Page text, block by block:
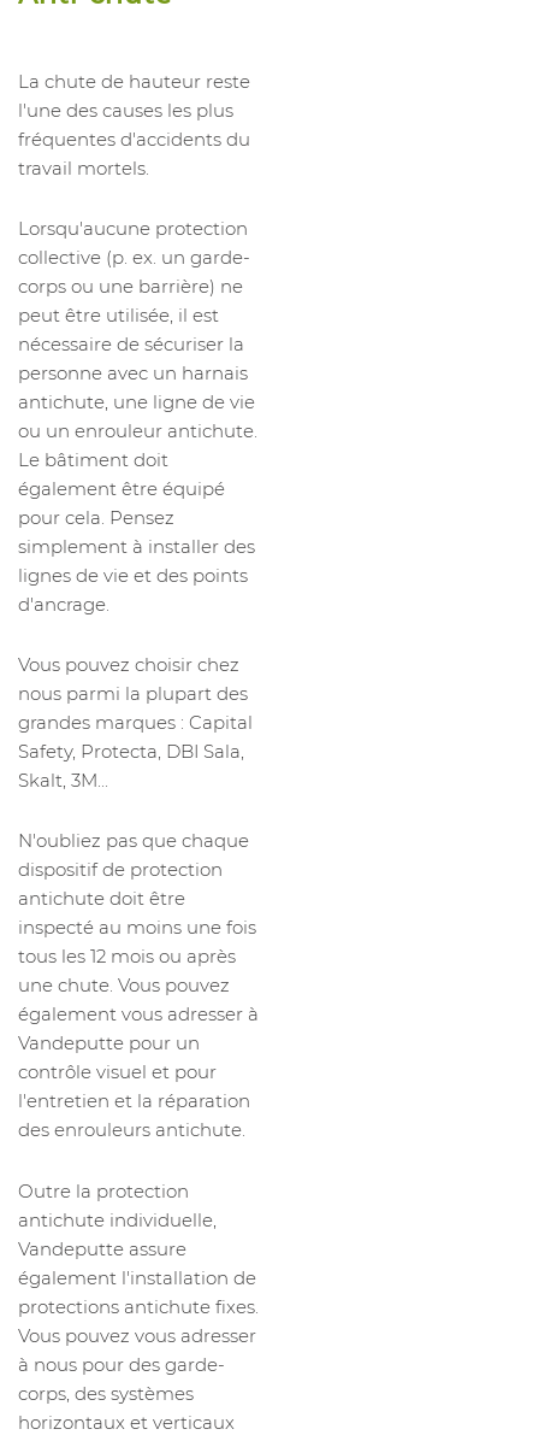
La chute de hauteur reste
l'une des causes les plus
fréquentes d'accidents du
travail mortels.
Lorsqu'aucune protection
collective (p. ex. un garde-
corps ou une barrière) ne
peut être utilisée, il est
nécessaire de sécuriser la
personne avec un harnais
antichute, une ligne de vie
ou un enrouleur antichute.
Le bâtiment doit
également être équipé
pour cela. Pensez
simplement à installer des
lignes de vie et des points
d'ancrage.
Vous pouvez choisir chez
nous parmi la plupart des
grandes marques : Capital
Safety, Protecta, DBI Sala,
Skalt, 3M...
N'oubliez pas que chaque
dispositif de protection
antichute doit être
inspecté au moins une fois
tous les 12 mois ou après
une chute. Vous pouvez
également vous adresser à
Vandeputte pour un
contrôle visuel et pour
l'entretien et la réparation
des enrouleurs antichute.
Outre la protection
antichute individuelle,
Vandeputte assure
également l'installation de
protections antichute fixes.
Vous pouvez vous adresser
à nous pour des garde-
corps, des systèmes
horizontaux et verticaux